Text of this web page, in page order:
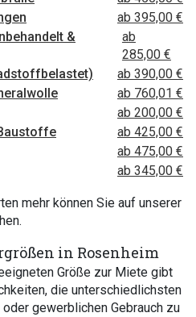
ab 395,00 €
&
ab
285,00 €
ab 390,00 €
ab 760,01 €
ab 200,00 €
ab 425,00 €
ab 475,00 €
ab 345,00 €
mehr können Sie auf unserer
in Rosenheim
Größe zur Miete gibt
die unterschiedlichsten
gewerblichen Gebrauch zu